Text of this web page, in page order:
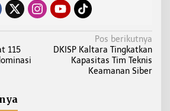
115
Pos berikutnya
DKISP Kaltara Tingkatkan
Kapasitas Tim Teknis
Keamanan Siber